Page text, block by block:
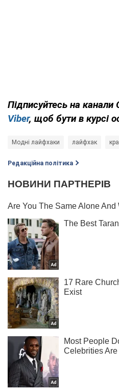
Підписуйтесь на канали
Viber, щоб бути в курсі
Модні лайфхаки лайфхак
Редакційна політика